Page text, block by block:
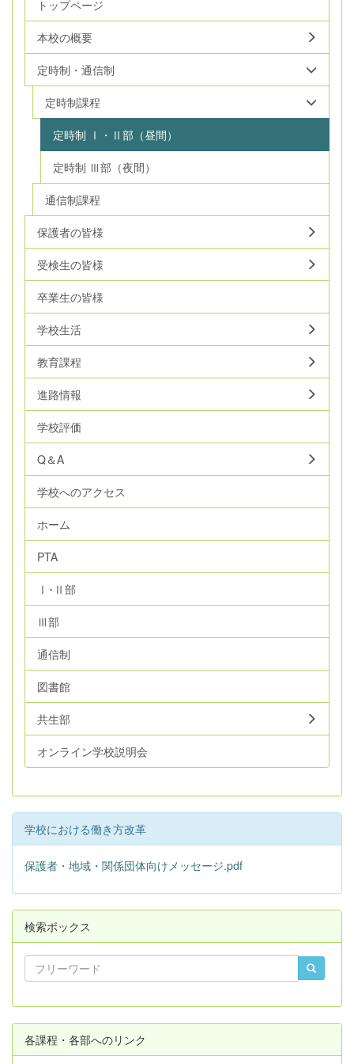
トップページ
本校の概要
定時制・通信制
定時制課程
定時制 Ⅰ・Ⅱ部（昼間）
定時制 Ⅲ部（夜間）
通信制課程
保護者の皆様
受検生の皆様
卒業生の皆様
学校生活
教育課程
進路情報
学校評価
Q＆A
学校へのアクセス
ホーム
PTA
Ⅰ･Ⅱ部
Ⅲ部
通信制
図書館
共生部
オンライン学校説明会
学校における働き方改革
保護者・地域・関係団体向けメッセージ.pdf
検索ボックス
各課程・各部へのリンク